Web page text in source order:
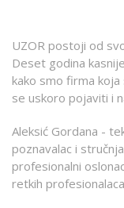
UZOR postoji od
Deset godina
kako smo firma
se uskoro pojaviti i
Aleksić Gordana -
poznavalac i
profesionalni
retkih